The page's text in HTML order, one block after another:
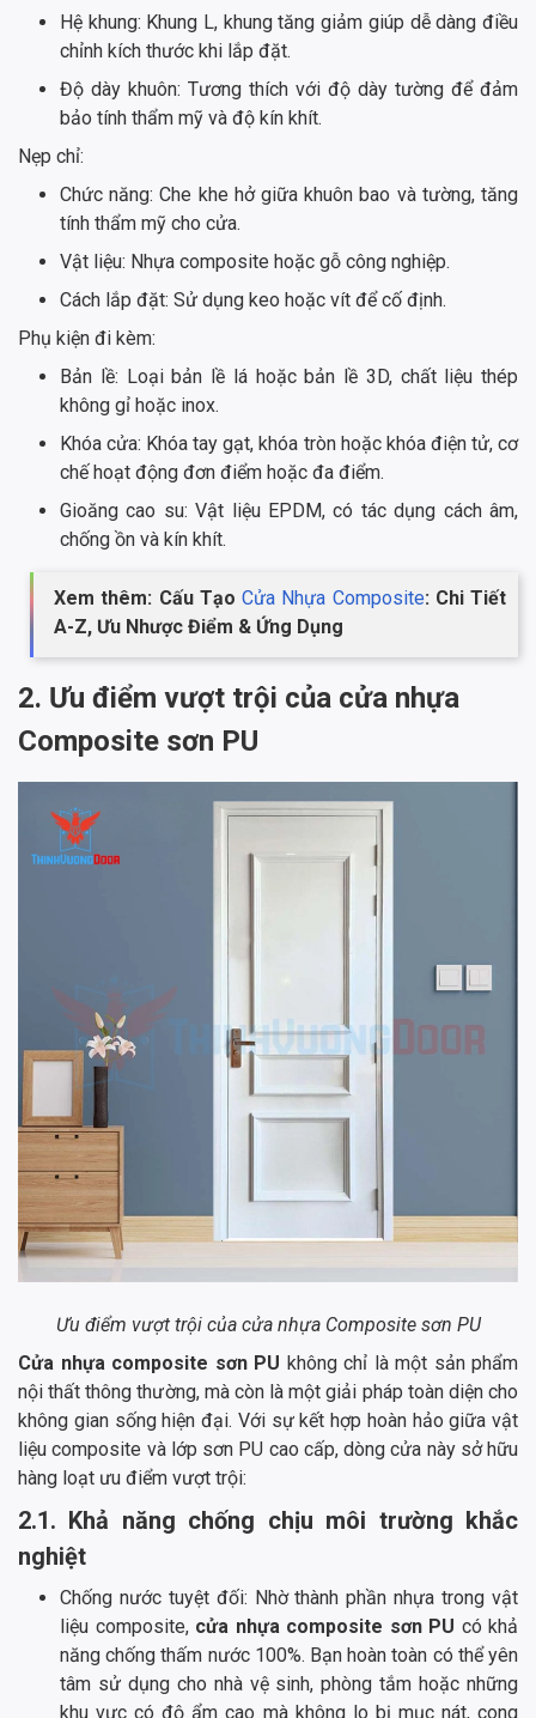
Hệ khung: Khung L, khung tăng giảm giúp dễ dàng điều
chỉnh kích thước khi lắp đặt.
Độ dày khuôn: Tương thích với độ dày tường để đảm
bảo tính thẩm mỹ và độ kín khít.
Nẹp chỉ:
Chức năng: Che khe hở giữa khuôn bao và tường, tăng
tính thẩm mỹ cho cửa.
Vật liệu: Nhựa composite hoặc gỗ công nghiệp.
Cách lắp đặt: Sử dụng keo hoặc vít để cố định.
Phụ kiện đi kèm:
Bản lề: Loại bản lề lá hoặc bản lề 3D, chất liệu thép
không gỉ hoặc inox.
Khóa cửa: Khóa tay gạt, khóa tròn hoặc khóa điện tử, cơ
chế hoạt động đơn điểm hoặc đa điểm.
Gioăng cao su: Vật liệu EPDM, có tác dụng cách âm,
chống ồn và kín khít.
Xem thêm: Cấu Tạo Cửa Nhựa Composite: Chi Tiết
A-Z, Ưu Nhược Điểm & Ứng Dụng
2. Ưu điểm vượt trội của cửa nhựa
Composite sơn PU
Ưu điểm vượt trội của cửa nhựa Composite sơn PU
Cửa nhựa composite sơn PU không chỉ là một sản phẩm
nội thất thông thường, mà còn là một giải pháp toàn diện cho
không gian sống hiện đại. Với sự kết hợp hoàn hảo giữa vật
liệu composite và lớp sơn PU cao cấp, dòng cửa này sở hữu
hàng loạt ưu điểm vượt trội:
2.1. Khả năng chống chịu môi trường khắc
nghiệt
Chống nước tuyệt đối: Nhờ thành phần nhựa trong vật
liệu composite, cửa nhựa composite sơn PU có khả
năng chống thấm nước 100%. Bạn hoàn toàn có thể yên
tâm sử dụng cho nhà vệ sinh, phòng tắm hoặc những
khu vực có độ ẩm cao mà không lo bị mục nát, cong